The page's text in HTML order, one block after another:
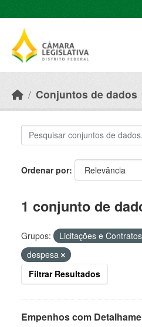
Conjuntos de dados
Ordenar por
1 conjunto de
Grupos: Licitações e Contratos
despesa
Filtrar Resultados
Empenhos com